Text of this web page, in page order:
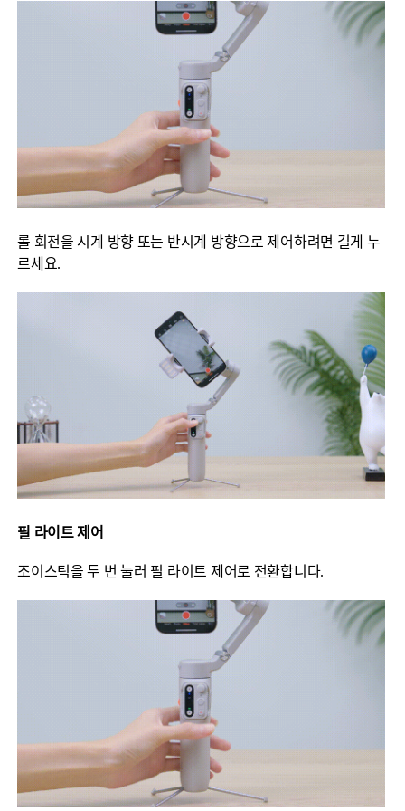
롤 회전을 시계 방향 또는 반시계 방향으로 제어하려면 길게 누
르세요.
필 라이트 제어
조이스틱을 두 번 눌러 필 라이트 제어로 전환합니다.